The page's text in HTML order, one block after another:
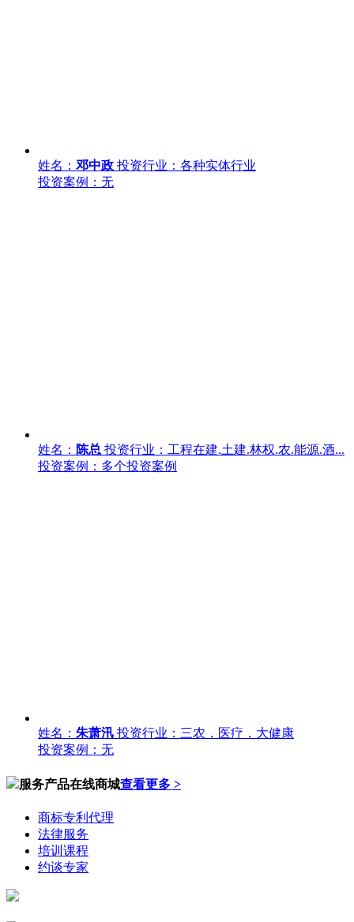
姓名： 邓中政 投资行业：各种实体行业
投资案例：无
姓名： 陈总 投资行业：工程在建.土建.林权.农.能源.酒...
投资案例：多个投资案例
姓名： 朱萧汛 投资行业：三农，医疗，大健康
投资案例：无
服务产品在线商城查看更多 >
商标专利代理
法律服务
培训课程
约谈专家